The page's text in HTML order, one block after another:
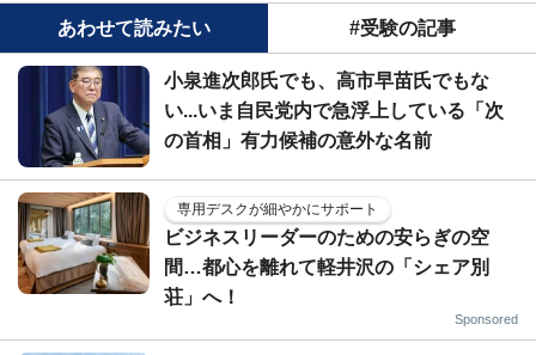
あわせて読みたい #受験の記事
小泉進次郎氏でも、高市早苗氏でもな
い...いま自民党内で急浮上している「次
の首相」有力候補の意外な名前
専用デスクが細やかにサポート
ビジネスリーダーのための安らぎの空
間…都心を離れて軽井沢の「シェア別
荘」へ！
Sponsored